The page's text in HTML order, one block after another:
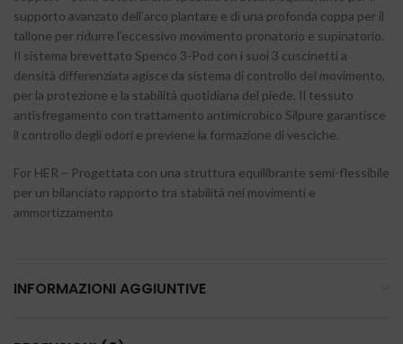
supporto avanzato dell’arco plantare e di una profonda coppa per il
tallone per ridurre l’eccessivo movimento pronatorio e supinatorio.
Il sistema brevettato Spenco 3-Pod con i suoi 3 cuscinetti a
densità differenziata agisce da sistema di controllo del movimento,
per la protezione e la stabilità quotidiana del piede. Il tessuto
antisfregamento con trattamento antimicrobico Silpure garantisce
il controllo degli odori e previene la formazione di vesciche.
For HER – Progettata con una struttura equilibrante semi-flessibile
per un bilanciato rapporto tra stabilità nei movimenti e
ammortizzamento
INFORMAZIONI AGGIUNTIVE